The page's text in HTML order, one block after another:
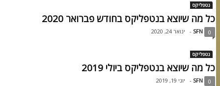
נטפליקס
כל מה שיוצא בנטפליקס בחודש פברואר 2020
SFN ינואר 24, 2020 0
נטפליקס
כל מה שיוצא בנטפליקס ביולי 2019
SFN יוני 19, 2019 0